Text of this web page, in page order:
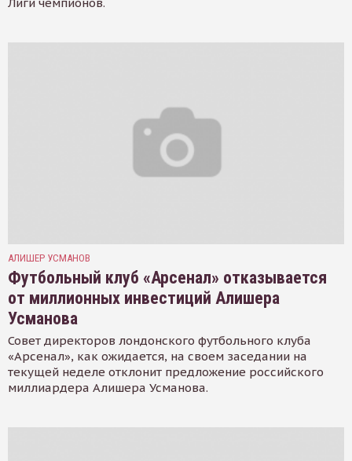
АЛИШЕР УСМАНОВ
Футбольный клуб «Арсенал» отказывается
от миллионных инвестиций Алишера
Усманова
Совет директоров лондонского футбольного клуба
«Арсенал», как ожидается, на своем заседании на
текущей неделе отклонит предложение российского
миллиардера Алишера Усманова.